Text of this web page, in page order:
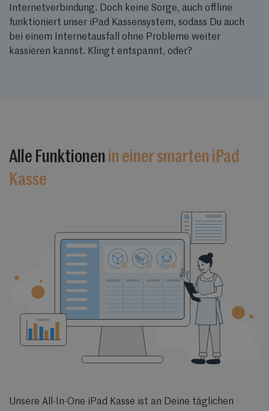
Internetverbindung. Doch keine Sorge, auch offline
funktioniert unser iPad Kassensystem, sodass Du auch
bei einem Internetausfall ohne Probleme weiter
kassieren kannst. Klingt entspannt, oder?
Alle Funktionen in einer smarten iPad
Kasse
Unsere All-In-One iPad Kasse ist an Deine täglichen